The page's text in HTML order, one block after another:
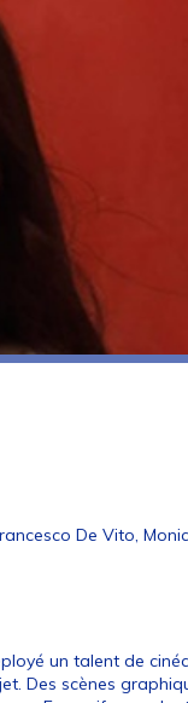
De Vito,
un talent de
Des scènes